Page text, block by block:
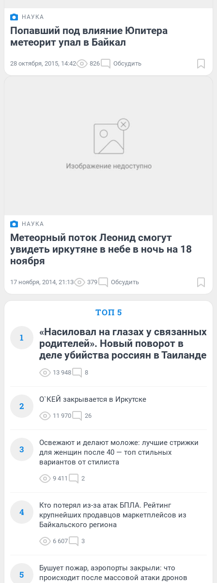
НАУКА
Попавший под влияние Юпитера
метеорит упал в Байкал
28 октября, 2015, 14:42 826 Обсудить
НАУКА
Метеорный поток Леонид смогут
увидеть иркутяне в небе в ночь на 18
ноября
17 ноября, 2014, 21:13 379 Обсудить
ТОП 5
1
«Насиловал на глазах у связанных
родителей». Новый поворот в
деле убийства россиян в Таиланде
13 948 8
2
О`КЕЙ закрывается в Иркутске
11 970 26
3
Освежают и делают моложе: лучшие стрижки
для женщин после 40 — топ стильных
вариантов от стилиста
9 411 2
4
Кто потерял из-за атак БПЛА. Рейтинг
крупнейших продавцов маркетплейсов из
Байкальского региона
6 607 3
5
Бушует пожар, аэропорты закрыли: что
происходит после массовой атаки дронов